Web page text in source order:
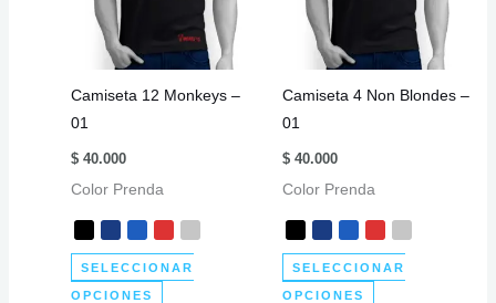
pueden
elegir
en
de
pueden
elegir
en
de
Camiseta 12 Monkeys –
01
$40.000
Color Prenda
SELECCIONAR
OPCIONES
Camiseta 4 Non Blondes –
01
$ 40.000
Color Prenda
SELECCIONAR
OPCIONES